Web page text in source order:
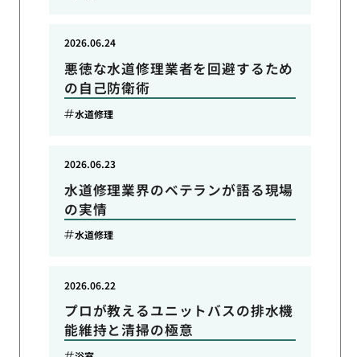
悪徳な水道修理業者を回避するため
の自己防衛術
2026.06.24
水道修理
水道修理業界のベテランが語る現場
の実情
2026.06.23
水道修理
プロが教えるユニットバスの排水機
能維持と清掃の極意
2026.06.22